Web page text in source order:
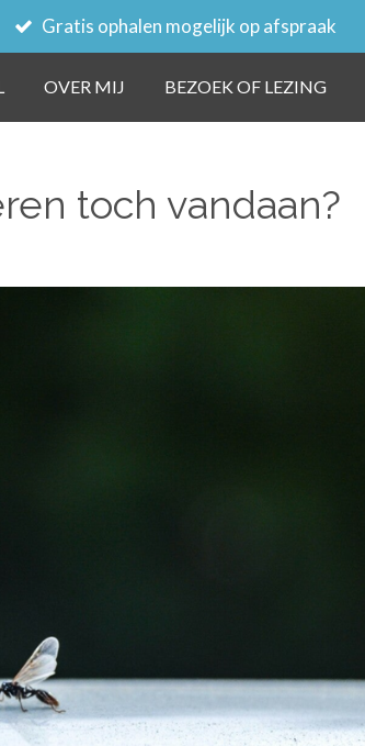
Gratis ophalen mogelijk op afspraak
OVER MIJ BEZOEK OF LEZING
toch vandaan?